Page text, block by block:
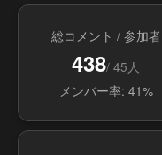
総コメント / 参加者
438/ 45人
メンバー率: 41%